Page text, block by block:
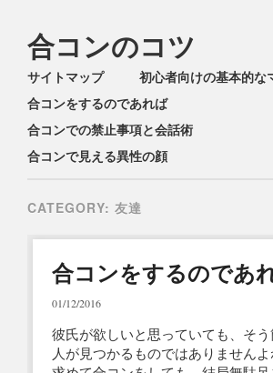
合コンのコツ
Main menu
Skip
to
content
サイトマップ
初心者向けの基本的な
合コンをするのであれば
合コンでの禁止事項と会話術
合コンで見える異性の顔
CATEGORY: 友達
合コンをするのであ
01/12/2016
彼氏が欲しいと思っていても、そ
人が見つかるものではありません